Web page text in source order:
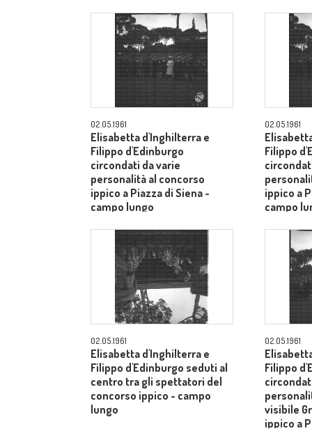
02.05.1961
Elisabetta d'Inghilterra e
Filippo d'Edinburgo
circondati da varie
personalità al concorso
ippico a Piazza di Siena -
campo lungo
02.05.1961
Filippo
ippico a
campo
02.05.1961
Elisabetta d'Inghilterra e
Filippo d'Edinburgo seduti al
centro tra gli spettatori del
concorso ippico - campo
lungo
02.05.1961
Filippo
visibile
ippico a